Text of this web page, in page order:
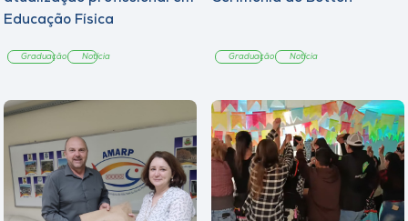
Educação Física
Graduação Notícia Graduação Notícia